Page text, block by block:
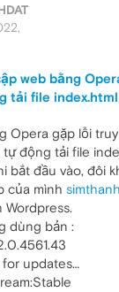
web bằng
tải file index.html
Opera gặp lỗi
động tải file
bắt đầu vào, đôi
của mình
Wordpress.
dùng bản :
updates…